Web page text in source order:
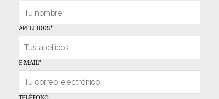
APELLIDOS*
E-MAIL*